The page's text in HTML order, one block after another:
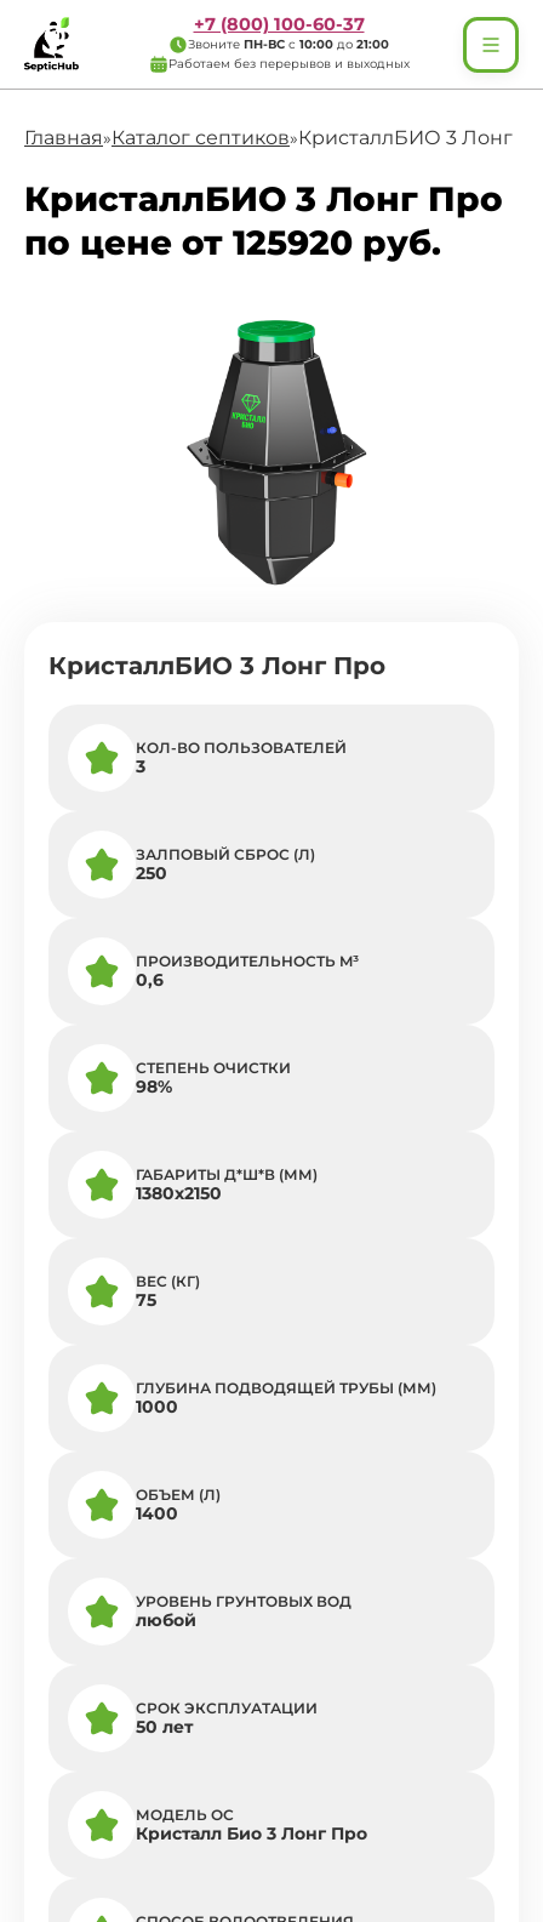
+7 (800) 100-60-37
Звоните ПН-ВС с 10:00 до 21:00
Работаем без перерывов и выходных
Главная»Каталог септиков»КристаллБИО 3 Лонг
КристаллБИО 3 Лонг Про
по цене от 125920 руб.
КристаллБИО 3 Лонг Про
КОЛ-ВО ПОЛЬЗОВАТЕЛЕЙ
3
ЗАЛПОВЫЙ СБРОС (Л)
250
ПРОИЗВОДИТЕЛЬНОСТЬ M³
0,6
СТЕПЕНЬ ОЧИСТКИ
98%
ГАБАРИТЫ Д*Ш*В (ММ)
1380х2150
ВЕС (КГ)
75
ГЛУБИНА ПОДВОДЯЩЕЙ ТРУБЫ (ММ)
1000
ОБЪЕМ (Л)
1400
УРОВЕНЬ ГРУНТОВЫХ ВОД
любой
СРОК ЭКСПЛУАТАЦИИ
50 лет
МОДЕЛЬ ОС
Кристалл Био 3 Лонг Про